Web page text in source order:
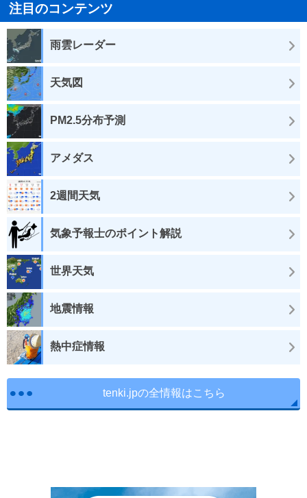
注目のコンテンツ
雨雲レーダー
天気図
PM2.5分布予測
アメダス
2週間天気
気象予報士のポイント解説
世界天気
地震情報
熱中症情報
tenki.jpの全情報はこちら